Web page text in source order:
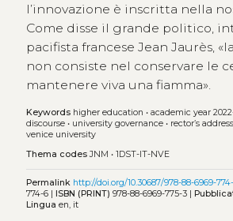
l’innovazione è inscritta nella
Come disse il grande politico,
pacifista francese Jean Jaurès,
non consiste nel conservare le
mantenere viva una fiamma».
Keywords higher education • academic year
discourse• university governance• rector’s address
venice university
Thema codes JNM • 1DST-IT-NVE
Permalink http://doi.org/10.30687/978-88-6969-
774-6 |
ISBN (PRINT) 978-88-6969-775-3 |
Lingua en, it